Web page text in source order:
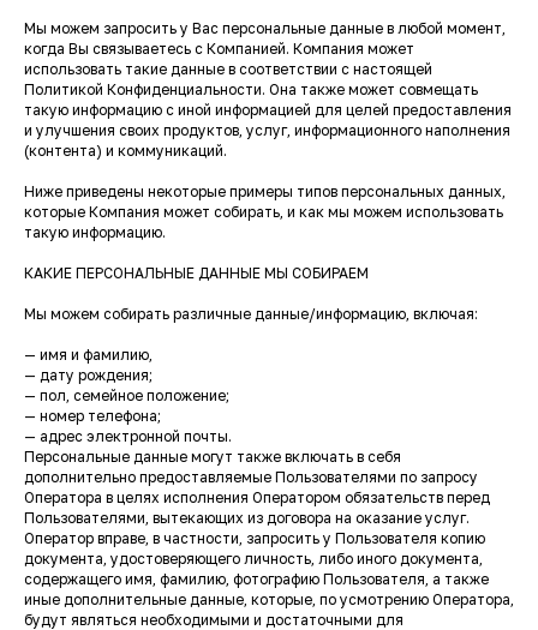
Мы можем запросить у Вас персональные данные в любой момент,
когда Вы связываетесь с Компанией. Компания может
использовать такие данные в соответствии с настоящей
Политикой Конфиденциальности. Она также может совмещать
такую информацию с иной информацией для целей предоставления
и улучшения своих продуктов, услуг, информационного наполнения
(контента) и коммуникаций.
Ниже приведены некоторые примеры типов персональных данных,
которые Компания может собирать, и как мы можем использовать
такую информацию.
КАКИЕ ПЕРСОНАЛЬНЫЕ ДАННЫЕ МЫ СОБИРАЕМ
Мы можем собирать различные данные/информацию, включая:
— имя и фамилию,
— дату рождения;
— пол, семейное положение;
— номер телефона;
— адрес электронной почты.
Персональные данные могут также включать в себя
дополнительно предоставляемые Пользователями по запросу
Оператора в целях исполнения Оператором обязательств перед
Пользователями, вытекающих из договора на оказание услуг.
Оператор вправе, в частности, запросить у Пользователя копию
документа, удостоверяющего личность, либо иного документа,
содержащего имя, фамилию, фотографию Пользователя, а также
иные дополнительные данные, которые, по усмотрению Оператора,
будут являться необходимыми и достаточными для